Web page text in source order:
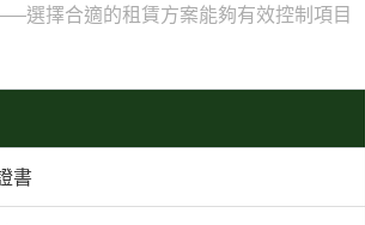
選擇合適的租賃方案能夠有效控制項目
書